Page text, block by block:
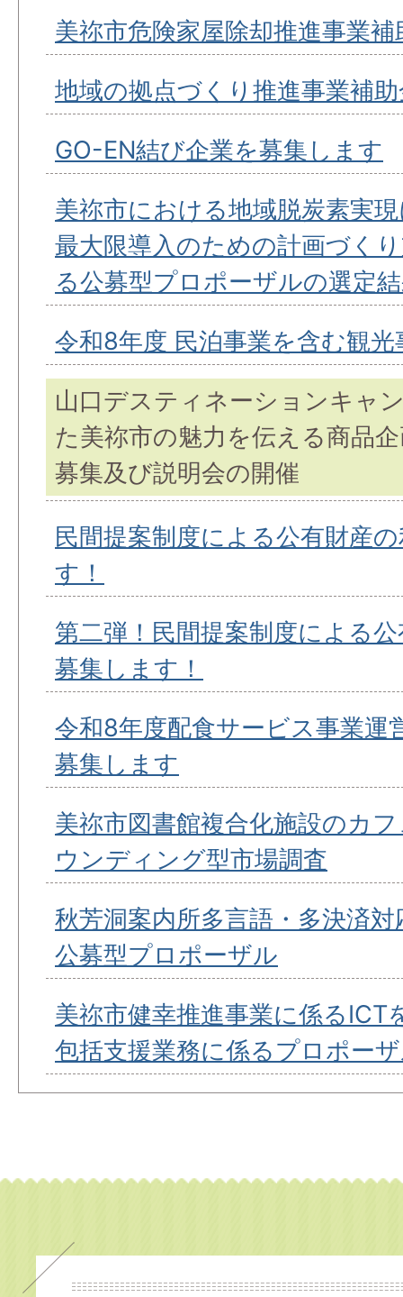
美祢市危険家屋除却推進事業補
地域の拠点づくり推進事業補
GO-EN結び企業を募集します
美祢市における地域脱炭素実
最大限導入のための計画づく
る公募型プロポーザルの選定
令和8年度 民泊事業を含む観光
山口デスティネーションキャ
た美祢市の魅力を伝える商品
募集及び説明会の開催
民間提案制度による公有財産
す！
第二弾！民間提案制度による
募集します！
令和8年度配食サービス事業運
募集します
美祢市図書館複合化施設のカ
ウンディング型市場調査
秋芳洞案内所多言語・多決済
公募型プロポーザル
美祢市健幸推進事業に係るICT
包括支援業務に係るプロポー